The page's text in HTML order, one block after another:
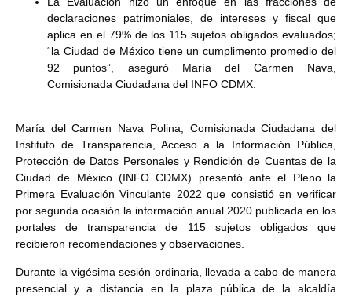
declaraciones patrimoniales, de intereses y fiscal que
aplica en el 79% de los 115 sujetos obligados evaluados;
“la Ciudad de México tiene un cumplimento promedio del
92 puntos”, aseguró María del Carmen Nava,
Comisionada Ciudadana del INFO CDMX.
María del Carmen Nava Polina, Comisionada Ciudadana del
Instituto de Transparencia, Acceso a la Información Pública,
Protección de Datos Personales y Rendición de Cuentas de la
Ciudad de México (INFO CDMX) presentó ante el Pleno la
Primera Evaluación Vinculante 2022 que consistió en verificar
por segunda ocasión la información anual 2020 publicada en los
portales de transparencia de 115 sujetos obligados que
recibieron recomendaciones y observaciones.
Durante la vigésima sesión ordinaria, llevada a cabo de manera
presencial y a distancia en la plaza pública de la alcaldía